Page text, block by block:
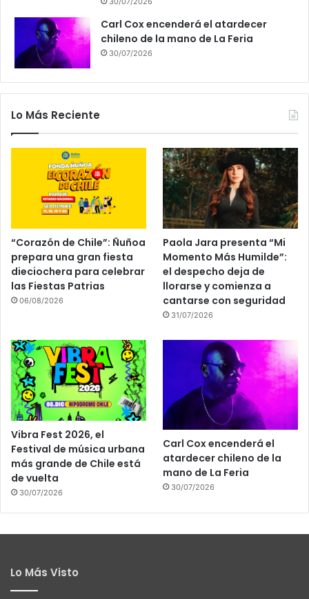
Carl Cox encenderá el atardecer
chileno de la mano de La Feria
30/07/2026
Lo Más Reciente
“Corazón de Chile”: Ñuñoa
prepara una gran fiesta
dieciochera para celebrar
las Fiestas Patrias
06/08/2026
Paola Jara presenta “Mi
Momento Más Humilde”:
el despecho deja de
llorarse y comienza a
cantarse con seguridad
31/07/2026
Vibra Fest 2026, el
Festival de música urbana
más grande de Chile está
de vuelta
30/07/2026
Carl Cox encenderá el
atardecer chileno de la
mano de La Feria
30/07/2026
Lo Más Visto